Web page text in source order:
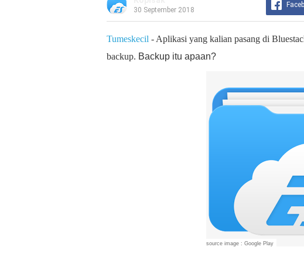
30 September 2018
Tumeskecil - Aplikasi yang kalian pasang di
backup. Backup itu apaan?
source image : Google Play